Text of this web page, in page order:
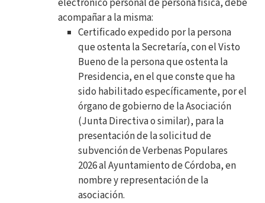
acompañar a la misma:
Certificado expedido por la persona
que ostenta la Secretaría, con el Visto
Bueno de la persona que ostenta la
Presidencia, en el que conste que ha
sido habilitado específicamente, por el
órgano de gobierno de la Asociación
(Junta Directiva o similar), para la
presentación de la solicitud de
subvención de Verbenas Populares
2026 al Ayuntamiento de Córdoba, en
nombre y representación de la
asociación.